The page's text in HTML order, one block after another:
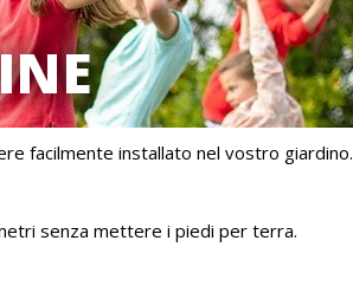
facilmente installato nel vostro giardino.
senza mettere i piedi per terra.